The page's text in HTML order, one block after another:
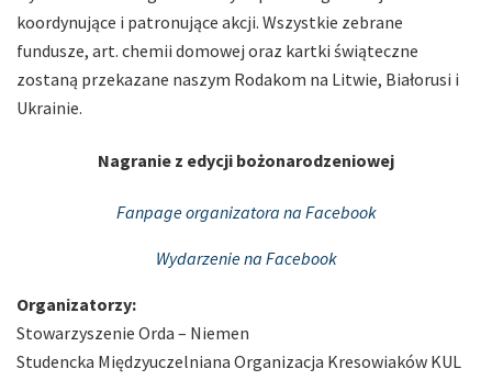
koordynujące i patronujące akcji. Wszystkie zebrane
fundusze, art. chemii domowej oraz kartki świąteczne
zostaną przekazane naszym Rodakom na Litwie, Białorusi i
Ukrainie.
Nagranie z edycji bożonarodzeniowej
Fanpage organizatora na Facebook
Wydarzenie na Facebook
Organizatorzy:
Stowarzyszenie Orda – Niemen
Studencka Międzyuczelniana Organizacja Kresowiaków KUL